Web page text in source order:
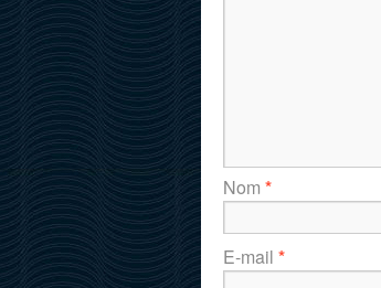
Nom *
E-mail *